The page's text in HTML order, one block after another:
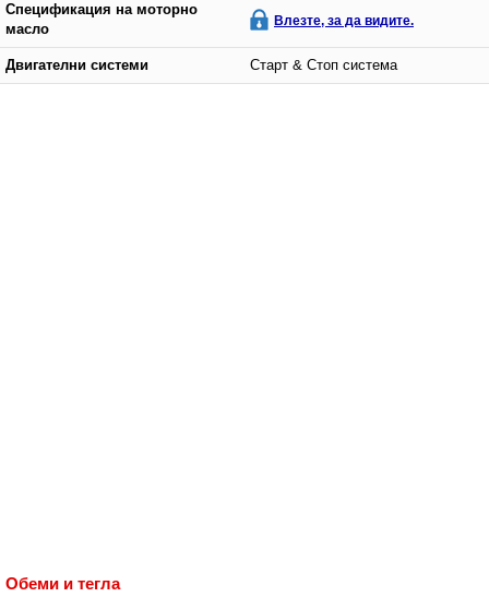
Спецификация на моторно
масло
Влезте, за да видите.
Двигателни системи Старт & Стоп система
Обеми и тегла